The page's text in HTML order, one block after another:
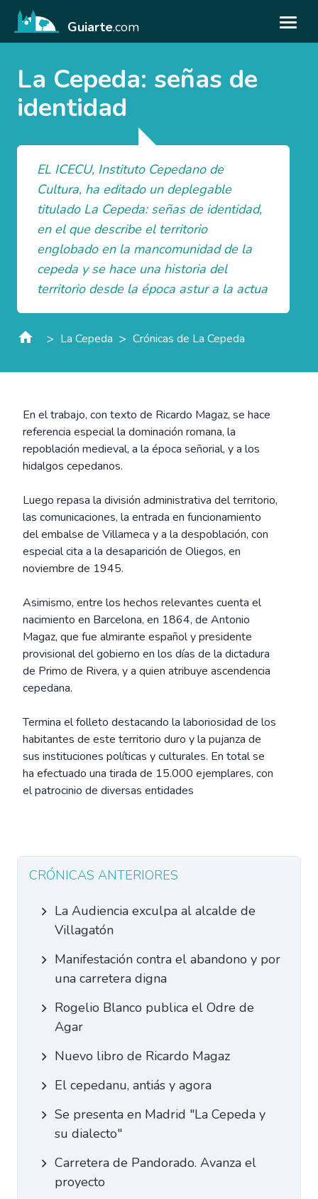
Guiarte.com
La Cepeda: señas de
identidad
EL ICECU, Instituto Cepedano de
Cultura, ha editado un deplegable
titulado La Cepeda: señas de identidad,
en el que describe el territorio
englobado en la mancomunidad de la
cepeda y se hace una historia del
territorio desde la época astur a la actua
> La Cepeda > Crónicas de La Cepeda
En el trabajo, con texto de Ricardo Magaz, se hace
referencia especial la dominación romana, la
repoblación medieval, a la época señorial, y a los
hidalgos cepedanos.
Luego repasa la división administrativa del territorio,
las comunicaciones, la entrada en funcionamiento
del embalse de Villameca y a la despoblación, con
especial cita a la desaparición de Oliegos, en
noviembre de 1945.
Asimismo, entre los hechos relevantes cuenta el
nacimiento en Barcelona, en 1864, de Antonio
Magaz, que fue almirante español y presidente
provisional del gobierno en los días de la dictadura
de Primo de Rivera, y a quien atribuye ascendencia
cepedana.
Termina el folleto destacando la laboriosidad de los
habitantes de este territorio duro y la pujanza de
sus instituciones políticas y culturales. En total se
ha efectuado una tirada de 15.000 ejemplares, con
el patrocinio de diversas entidades
CRÓNICAS ANTERIORES
La Audiencia exculpa al alcalde de
Villagatón
Manifestación contra el abandono y por
una carretera digna
Rogelio Blanco publica el Odre de
Agar
Nuevo libro de Ricardo Magaz
El cepedanu, antiás y agora
Se presenta en Madrid "La Cepeda y
su dialecto"
Carretera de Pandorado. Avanza el
proyecto